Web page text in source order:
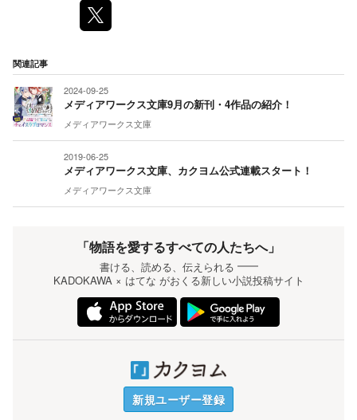
関連記事
2024-09-25
メディアワークス文庫9月の新刊・4作品の紹介！
メディアワークス文庫
2019-06-25
メディアワークス文庫、カクヨム公式連載スタート！
メディアワークス文庫
「物語を愛するすべての人たちへ」
書ける、読める、伝えられる ――
KADOKAWA × はてな がおくる新しい小説投稿サイト
新規ユーザー登録